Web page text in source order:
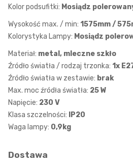
Kolor podsufitki: Mosiądz
Wysokość max. / min: 1575mm /
Kolorystyka Lampy: Mosiądz
Materiał: metal, mleczne szkło
Źródło światła / rodzaj trzonka: 1x
Źródło światła w zestawie: brak
Max. moc źródła światła: 25 W
Napięcie: 230 V
Klasa szczelności: IP20
Waga lampy: 0,9kg
Dostawa